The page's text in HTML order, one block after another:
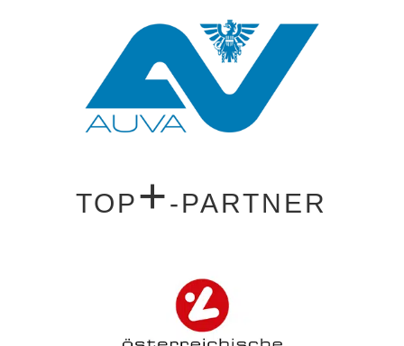
TOP+-PARTNER